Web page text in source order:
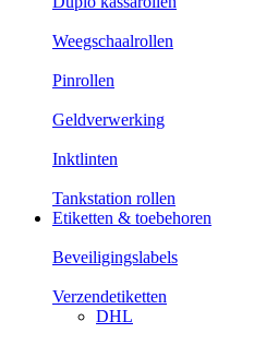
Weegschaalrollen
Pinrollen
Geldverwerking
Inktlinten
Tankstation rollen
Etiketten & toebehoren
Beveiligingslabels
Verzendetiketten
DHL